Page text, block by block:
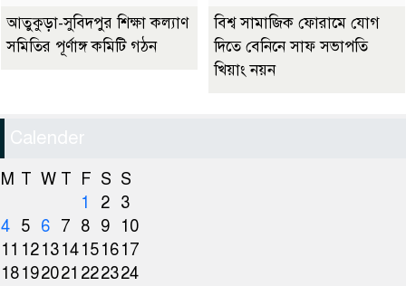
আতুকুড়া-সুবিদপুর শিক্ষা কল্যাণ
সমিতির পূর্ণাঙ্গ কমিটি গঠন
বিশ্ব সামাজিক ফোরামে যোগ
দিতে বেনিনে সাফ সভাপতি
খিয়াং নয়ন
Calender
M T W T F S S
1
2 3
4 5 6 7 8 9
10
11 121314151617
18192021 222324